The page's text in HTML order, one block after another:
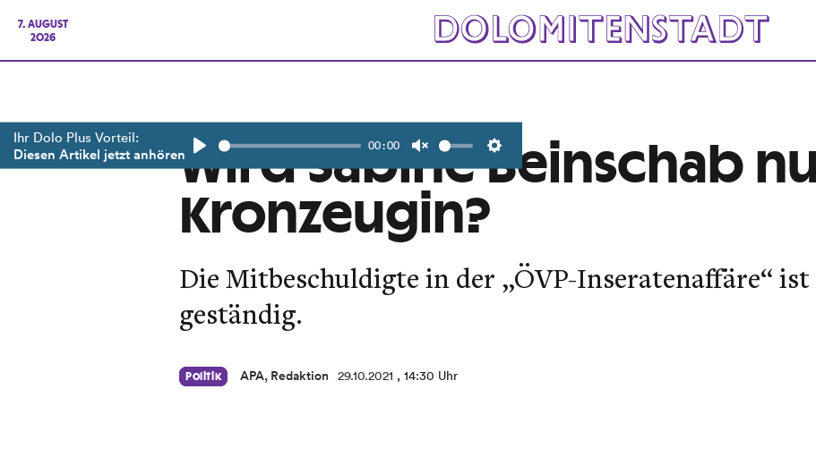
7. AUGUST
2026
Ihr Dolo Plus Vorteil:
Diesen Artikel jetzt anhören
Play
00:00
Unmute Settings
Wird Sabine Beinschab
Kronzeugin?
Die Mitbeschuldigte in der „ÖVP-Inseratenaffäre“
geständig.
Politik APA, Redaktion 29.10.2021 , 14:30 Uhr